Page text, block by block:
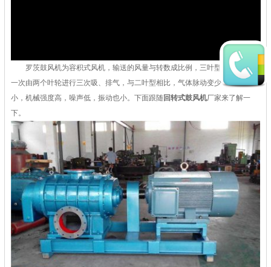
罗茨鼓风机为容积式风机，输送的风量与转数成比例，三叶型叶轮每转动
一次由两个叶轮进行三次吸、排气，与二叶型相比，气体脉动变少，负荷变化
小，机械强度高，噪声低，振动也小。下面跟随回转式鼓风机厂家来了解一
下。